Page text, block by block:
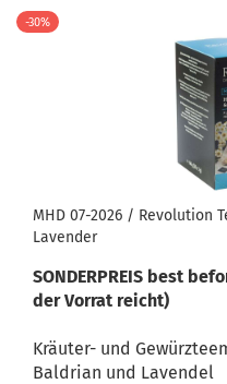
-30%
MHD 07-2026 / Revolution
Lavender
SONDERPREIS best
der Vorrat reicht)
Kräuter- und
Baldrian und Lavendel